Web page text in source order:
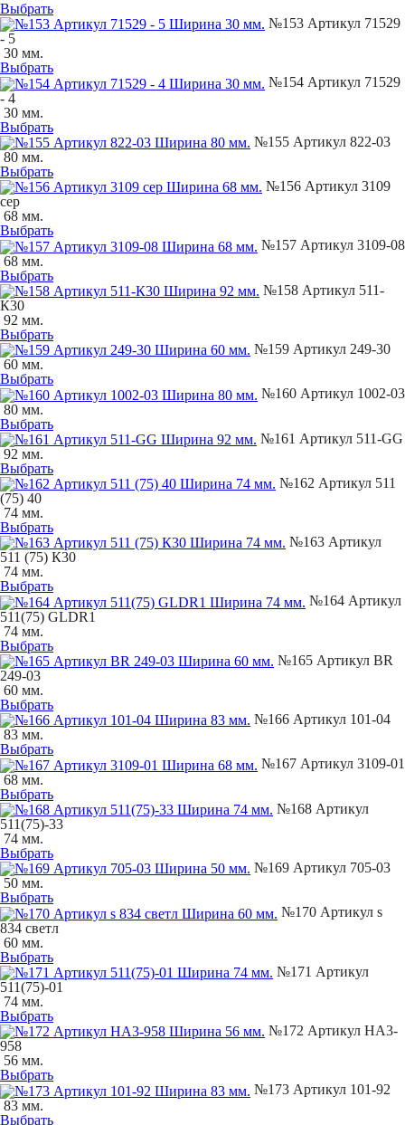
Выбрать
№153 Артикул 71529
- 5
30 мм.
Выбрать
№154 Артикул 71529
- 4
30 мм.
Выбрать
№155 Артикул 822-03
80 мм.
Выбрать
№156 Артикул 3109
сер
68 мм.
Выбрать
№157 Артикул 3109-08
68 мм.
Выбрать
№158 Артикул 511-
К30
92 мм.
Выбрать
№159 Артикул 249-30
60 мм.
Выбрать
№160 Артикул 1002-03
80 мм.
Выбрать
№161 Артикул 511-GG
92 мм.
Выбрать
№162 Артикул 511
(75) 40
74 мм.
Выбрать
№163 Артикул
511 (75) К30
74 мм.
Выбрать
№164 Артикул
511(75) GLDR1
74 мм.
Выбрать
№165 Артикул BR
249-03
60 мм.
Выбрать
№166 Артикул 101-04
83 мм.
Выбрать
№167 Артикул 3109-01
68 мм.
Выбрать
№168 Артикул
511(75)-33
74 мм.
Выбрать
№169 Артикул 705-03
50 мм.
Выбрать
№170 Артикул s
834 светл
60 мм.
Выбрать
№171 Артикул
511(75)-01
74 мм.
Выбрать
№172 Артикул НА3-
958
56 мм.
Выбрать
№173 Артикул 101-92
83 мм.
Выбрать